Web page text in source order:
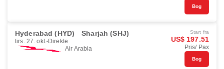
Bog
Hyderabad (HYD) Sharjah (SHJ)
tirs. 27. okt. Direkte
Air Arabia
Start fra
US$ 197.51
Pris/ Pax
Bog